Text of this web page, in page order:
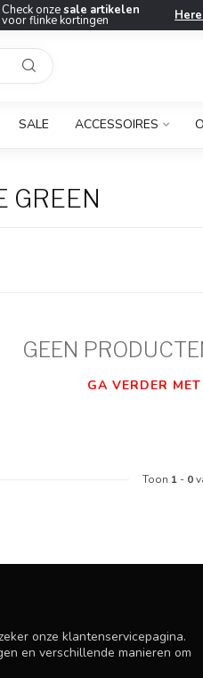
Check onzesale artikelen
voor flinke kortingen
SALE ACCESSOIRES
GREEN
GEEN
GA VERDER
Toon 1 - 0
onze klantenservicepagina.
en verschillende manieren om